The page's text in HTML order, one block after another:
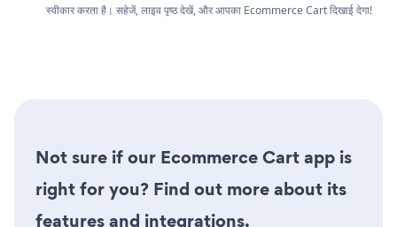
स्वीकार करता है। सहेजें, लाइव पृष्ठ देखें, और आपका Ecommerce Cart दिखाई देगा!
Not sure if our Ecommerce Cart app is
right for you? Find out more about its
features and integrations.